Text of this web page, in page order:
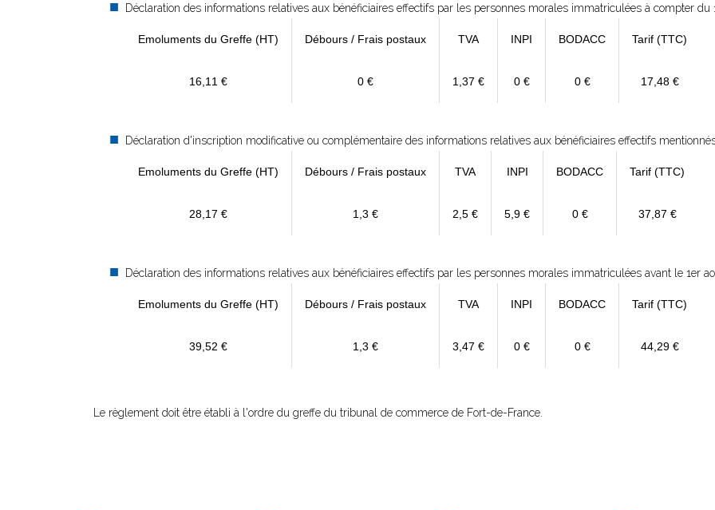
Déclaration des informations relatives aux bénéficiaires effectifs par les personnes morales immatriculées à compter du
Emoluments du Greffe (HT) Débours / Frais postaux TVA INPI BODACC Tarif (TTC)
16,11 € 0 € 1,37 € 0 € 0 € 17,48 €
Déclaration d'inscription modificative ou complémentaire des informations relatives aux bénéficiaires effectifs
Emoluments du Greffe (HT) Débours / Frais postaux TVA INPI BODACC Tarif (TTC)
28,17 € 1,3 € 2,5 € 5,9 € 0 € 37,87 €
Déclaration des informations relatives aux bénéficiaires effectifs par les personnes morales immatriculées avant le 1er
Emoluments du Greffe (HT) Débours / Frais postaux TVA INPI BODACC Tarif (TTC)
39,52 € 1,3 € 3,47 € 0 € 0 € 44,29 €
Le règlement doit être établi à l'ordre du greffe du tribunal de commerce de Fort-de-France.